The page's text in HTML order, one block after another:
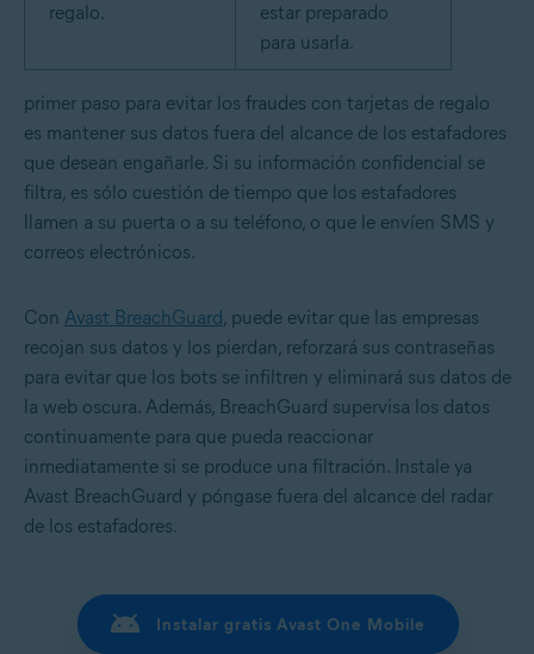
regalo.
estar preparado
para usarla.
primer paso para evitar los fraudes con tarjetas de regalo
es mantener sus datos fuera del alcance de los estafadores
que desean engañarle. Si su información confidencial se
filtra, es sólo cuestión de tiempo que los estafadores
llamen a su puerta o a su teléfono, o que le envíen SMS y
correos electrónicos.
Con Avast BreachGuard, puede evitar que las empresas
recojan sus datos y los pierdan, reforzará sus contraseñas
para evitar que los bots se infiltren y eliminará sus datos de
la web oscura. Además, BreachGuard supervisa los datos
continuamente para que pueda reaccionar
inmediatamente si se produce una filtración. Instale ya
Avast BreachGuard y póngase fuera del alcance del radar
de los estafadores.
Instalar gratis Avast One Mobile